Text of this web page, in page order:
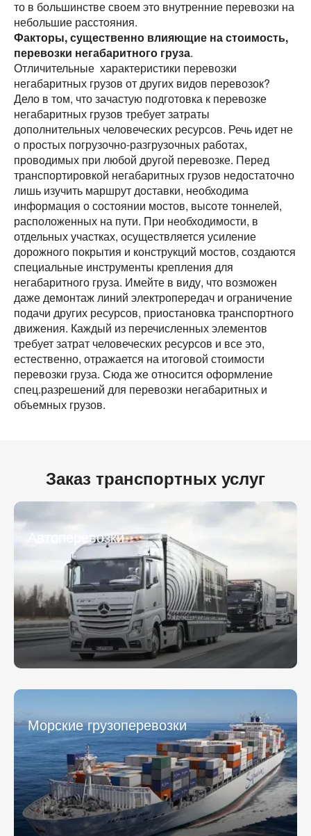
то в большинстве своем это внутренние перевозки на
небольшие расстояния.
Факторы, существенно влияющие на стоимость,
перевозки негабаритного груза.
Отличительные характеристики перевозки
негабаритных грузов от других видов перевозок?
Дело в том, что зачастую подготовка к перевозке
негабаритных грузов требует затраты
дополнительных человеческих ресурсов. Речь идет не
о простых погрузочно-разгрузочных работах,
проводимых при любой другой перевозке. Перед
транспортировкой негабаритных грузов недостаточно
лишь изучить маршрут доставки, необходима
информация о состоянии мостов, высоте тоннелей,
расположенных на пути. При необходимости, в
отдельных участках, осуществляется усиление
дорожного покрытия и конструкций мостов, создаются
специальные инструменты крепления для
негабаритного груза. Имейте в виду, что возможен
даже демонтаж линий электропередач и ограничение
подачи других ресурсов, приостановка транспортного
движения. Каждый из перечисленных элементов
требует затрат человеческих ресурсов и все это,
естественно, отражается на итоговой стоимости
перевозки груза. Сюда же относится оформление
спец.разрешений для перевозки негабаритных и
объемных грузов.
Заказ транспортных услуг
Автоперевозки
Морские грузоперевозки
Страна загрузки
Город загрузки
Страна выгрузки
Город выгрузки
Наименование груза
Дата погрузки
Тип транспорта
Вес груза (т)
Объем груза
Контактное лицо
Контактный телефон
Отправляя заявку, вы соглашаетесь на обработку
персональных данных.
* - обязательное поле
Отправить
Страна загрузки
Город загрузки
Страна выгрузки
Город выгрузки
Тип транспорта
Свободен с
Вес груза (т)
Объем груза
Компания
Контактное лицо
Контактный телефон
Отправляя заявку, вы соглашаетесь на обработку
персональных данных.
Отправить